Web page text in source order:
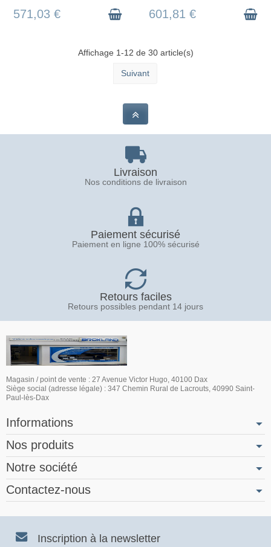
571,03 € 601,81 €
Affichage 1-12 de 30 article(s)
Suivant
Livraison
Nos conditions de livraison
Paiement sécurisé
Paiement en ligne 100% sécurisé
Retours faciles
Retours possibles pendant 14 jours
Magasin / point de vente : 27 Avenue Victor Hugo, 40100 Dax
Siège social (adresse légale) : 347 Chemin Rural de Lacrouts, 40990 Saint-
Paul-lès-Dax
Informations
Nos produits
Notre société
Contactez-nous
Inscription à la newsletter